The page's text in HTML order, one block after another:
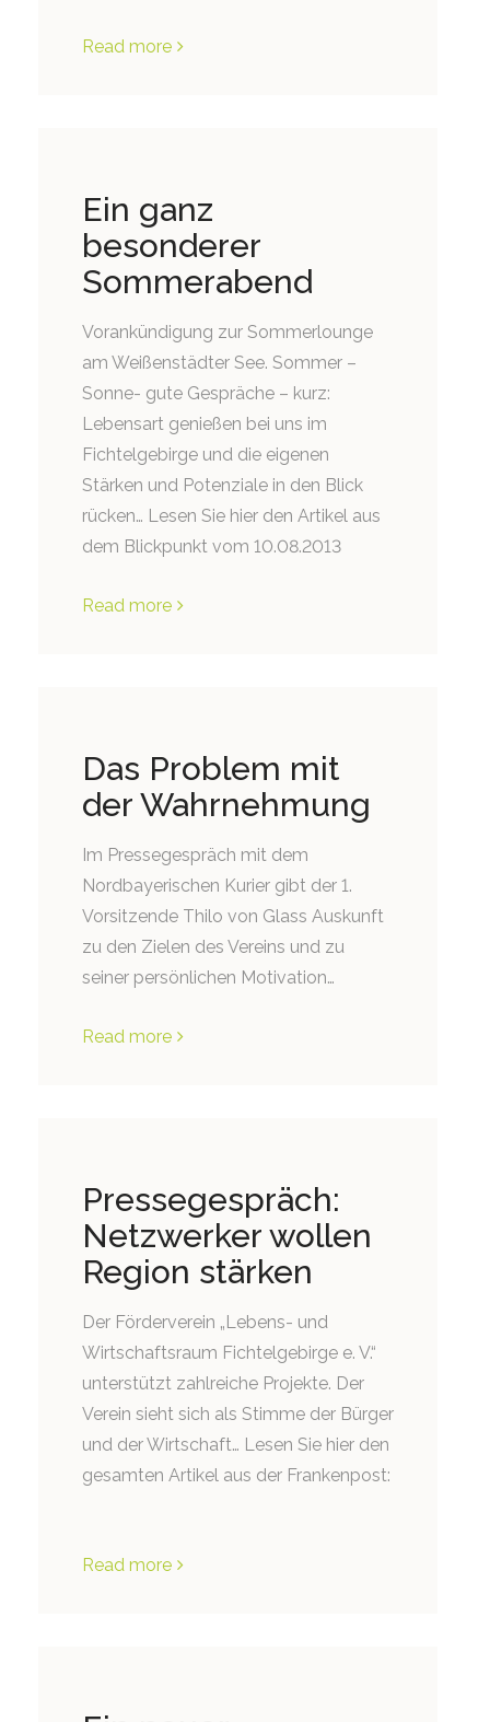
Read more
Ein ganz
besonderer
Sommerabend
Vorankündigung zur Sommerlounge
am Weißenstädter See. Sommer –
Sonne- gute Gespräche – kurz:
Lebensart genießen bei uns im
Fichtelgebirge und die eigenen
Stärken und Potenziale in den Blick
rücken… Lesen Sie hier den Artikel aus
dem Blickpunkt vom 10.08.2013
Read more
Das Problem mit
der Wahrnehmung
Im Pressegespräch mit dem
Nordbayerischen Kurier gibt der 1.
Vorsitzende Thilo von Glass Auskunft
zu den Zielen des Vereins und zu
seiner persönlichen Motivation…
Read more
Pressegespräch:
Netzwerker wollen
Region stärken
Der Förderverein „Lebens- und
Wirtschaftsraum Fichtelgebirge e. V.“
unterstützt zahlreiche Projekte. Der
Verein sieht sich als Stimme der Bürger
und der Wirtschaft… Lesen Sie hier den
gesamten Artikel aus der Frankenpost:
Read more